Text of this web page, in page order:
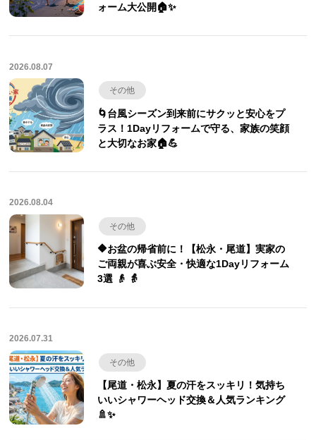
ォーム大公開🏠✨
2026.08.07
その他
🌀台風シーズン到来前にサクッと安心をプ
ラス！1Dayリフォームで守る、家族の笑顔
と大切なお家🏠💪
2026.08.04
その他
🔶お盆の帰省前に！【松永・尾道】実家の
ご両親が喜ぶ安全・快適な1Dayリフォーム
3選 👴 👵
2026.07.31
その他
【尾道・松永】夏の汗をスッキリ！気持ち
いいシャワーヘッド交換＆人気ランキング
🚿✨